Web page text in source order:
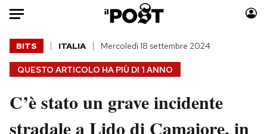
Auto
HOME
Italia
Moda
QUESTO ARTICOLO HA PIÙ DI 1 ANNO
BITS ITALIA Mercoledì 18 settembre 2024
C’è stato un grave incidente
stradale a Lido di Camaiore, in